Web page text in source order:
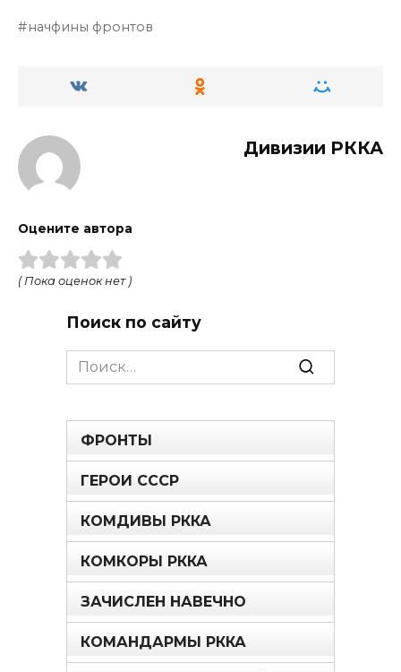
начфины фронтов
Дивизии РККА
Оцените автора
( Пока оценок нет )
Поиск по сайту
Search
for:
ФРОНТЫ
ГЕРОИ СССР
КОМДИВЫ РККА
КОМКОРЫ РККА
ЗАЧИСЛЕН НАВЕЧНО
КОМАНДАРМЫ РККА